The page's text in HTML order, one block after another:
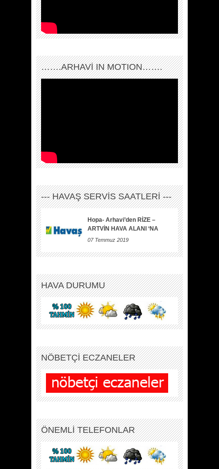
…….ARHAVI IN MOTION…….
--- HAVAŞ SERVİS SAATLERİ ---
Hopa- Arhavi’den RİZE –
ARTVİN HAVA ALANI ‘NA
07 Temmuz 2019
HAVA DURUMU
NÖBETÇİ ECZANELER
ÖNEMLİ TELEFONLAR